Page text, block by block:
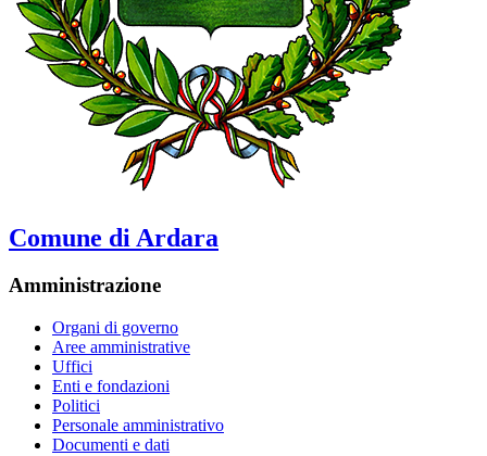
Comune di Ardara
Amministrazione
Organi di governo
Aree amministrative
Uffici
Enti e fondazioni
Politici
Personale amministrativo
Documenti e dati